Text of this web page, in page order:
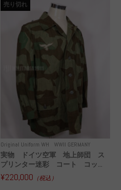
Original Uniform WH WWII GERMANY
売り切れ
実物 ドイツ空軍 地上師団 ス
プリンター迷彩 コート コッ...
¥220,000 （税込）